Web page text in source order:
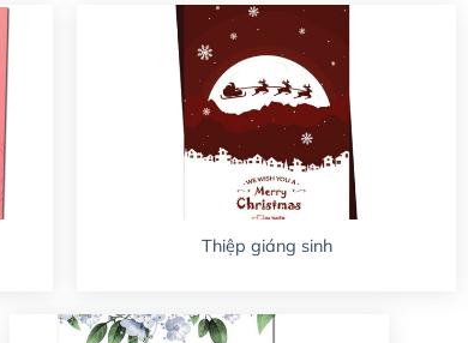
Thiệp giáng sinh